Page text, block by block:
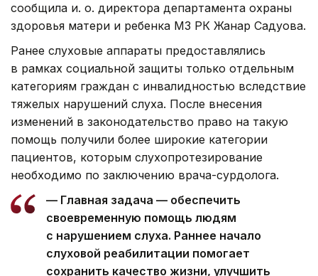
сообщила и. о. директора департамента охраны
здоровья матери и ребенка МЗ РК Жанар Садуова.
Ранее слуховые аппараты предоставлялись
в рамках социальной защиты только отдельным
категориям граждан с инвалидностью вследствие
тяжелых нарушений слуха. После внесения
изменений в законодательство право на такую
помощь получили более широкие категории
пациентов, которым слухопротезирование
необходимо по заключению врача-сурдолога.
— Главная задача — обеспечить
своевременную помощь людям
с нарушением слуха. Раннее начало
слуховой реабилитации помогает
сохранить качество жизни, улучшить